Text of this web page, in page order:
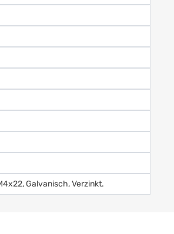
Galvanisch, Verzinkt.